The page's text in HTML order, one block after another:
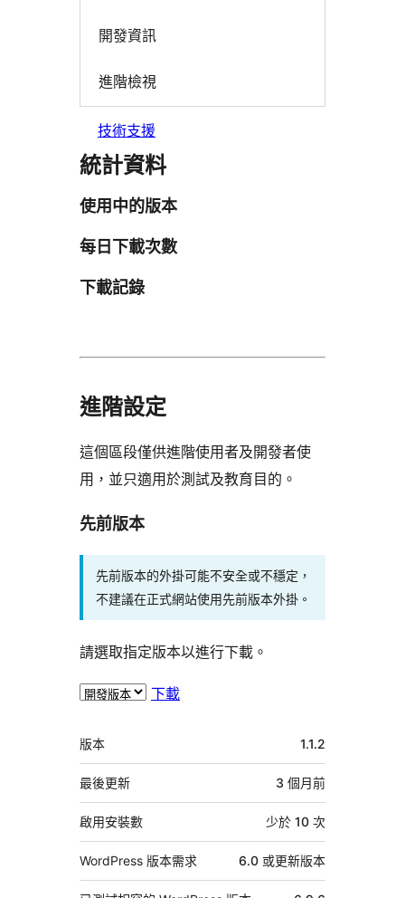
開發資訊
進階檢視
技術支援
統計資料
使用中的版本
每日下載次數
下載記錄
進階設定
這個區段僅供進階使用者及開發者使
用，並只適用於測試及教育目的。
先前版本
先前版本的外掛可能不安全或不穩定，
不建議在正式網站使用先前版本外掛。
請選取指定版本以進行下載。
下載
中
繼
資
料
版本 1.1.2
最後更新 3 個月前
啟用安裝數 少於 10 次
WordPress 版本需求 6.0 或更新版本